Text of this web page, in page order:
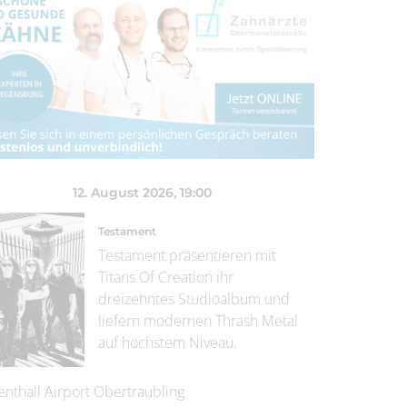
12. August 2026, 19:00
Testament
Testament präsentieren mit
Titans Of Creation ihr
dreizehntes Studioalbum und
liefern modernen Thrash Metal
auf höchstem Niveau.
Airport Obertraubling